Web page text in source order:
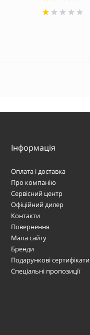
Інформація
Оплата і доставка
Про компанію
Сервісний центр
Офіційний дилер
Контакти
Повернення
Мапа сайту
Бренди
Подарункові сертифікати
Спеціальні пропозиції